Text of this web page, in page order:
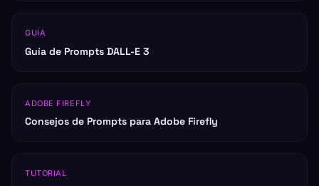
GUÍA
Guía de Prompts DALL-E 3
ADOBE FIREFLY
Consejos de Prompts para Adobe Firefly
TUTORIAL